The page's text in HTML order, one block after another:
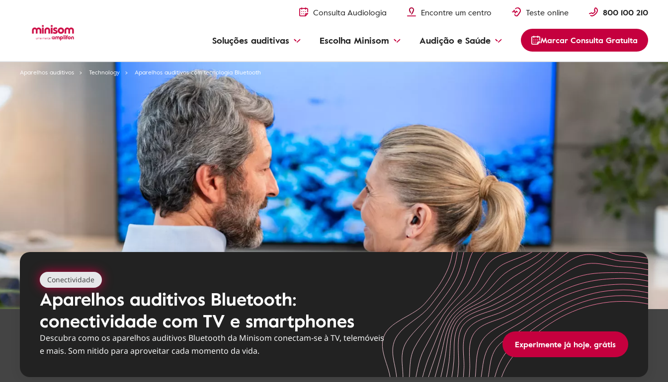
Consulta Audiologia Encontre um centro Teste online 800 100 210
Soluções auditivas Escolha Minisom Audição e Saúde Marcar Consulta Gratuita
Aparelhos auditivos Technology Aparelhos auditivos com tecnologia Bluetooth
Conectividade
Aparelhos auditivos Bluetooth:
conectividade com TV e smartphones
Descubra como os aparelhos auditivos Bluetooth da Minisom conectam-se à TV, telemóveis
e mais. Som nitido para aproveitar cada momento da vida.
Experimente já hoje, grátis